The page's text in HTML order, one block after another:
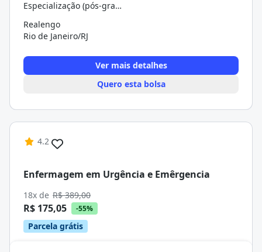
Especialização (pós-graduação)
Realengo
Rio de Janeiro/RJ
Ver mais detalhes
Quero esta bolsa
4.2
Enfermagem em Urgência e Emêrgencia
18x de R$ 389,00
R$ 175,05 -55%
Parcela grátis